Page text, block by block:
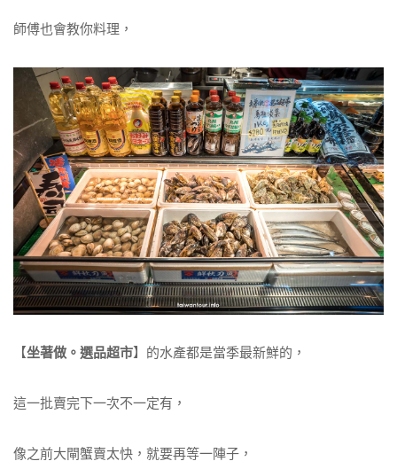
師傅也會教你料理，
【坐著做。選品超市】的水產都是當季最新鮮的，
這一批賣完下一次不一定有，
像之前大閘蟹賣太快，就要再等一陣子，